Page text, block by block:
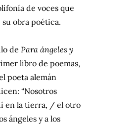
de voces que
obra poética.
de Para ángeles y
libro de poemas,
poeta alemán
“Nosotros
en la tierra, / el otro
ángeles y a los